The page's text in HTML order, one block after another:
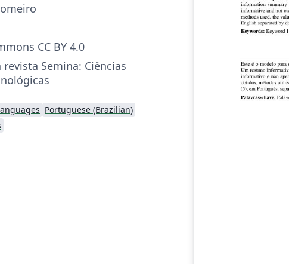
CC BY 4.0
Semina: Ciências
Portuguese (Brazilian)